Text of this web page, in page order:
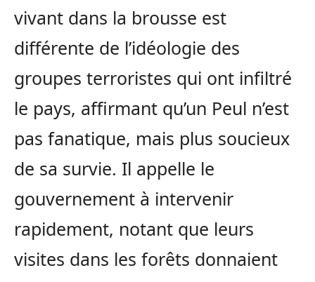
vivant dans la brousse est
différente de l’idéologie des
groupes terroristes qui ont infiltré
le pays, affirmant qu’un Peul n’est
pas fanatique, mais plus soucieux
de sa survie. Il appelle le
gouvernement à intervenir
rapidement, notant que leurs
visites dans les forêts donnaient